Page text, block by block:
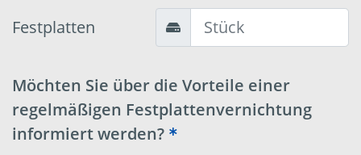
Festplatten
Möchten Sie über die Vorteile einer
regelmäßigen Festplattenvernichtung
informiert werden?